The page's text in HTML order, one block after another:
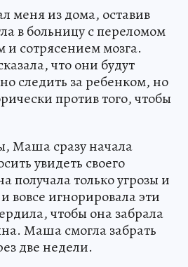
меня из дома, оставив
в больницу с переломом
сотрясением мозга.
что они будут
следить за ребенком, но
против того, чтобы
Маша сразу начала
увидеть своего
получала только угрозы и
вовсе игнорировала эти
чтобы она забрала
Маша смогла забрать
две недели.